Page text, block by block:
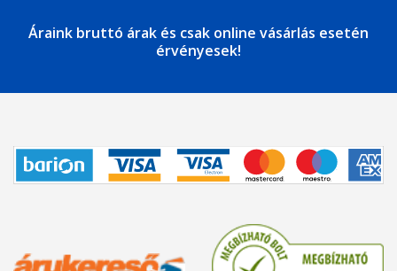
Áraink bruttó árak és csak online vásárlás esetén
érvényesek!